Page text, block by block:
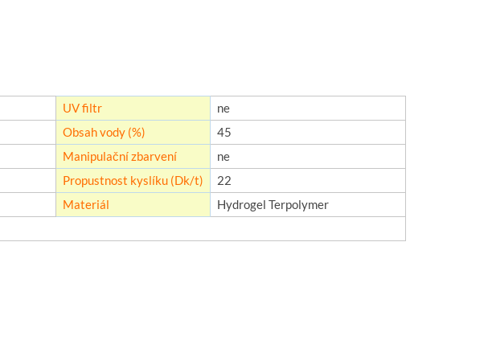
UV filtr
ne
Obsah vody (%)
45
Manipulační zbarvení
ne
Propustnost kyslíku (Dk/t)
22
Materiál
Hydrogel Terpolymer